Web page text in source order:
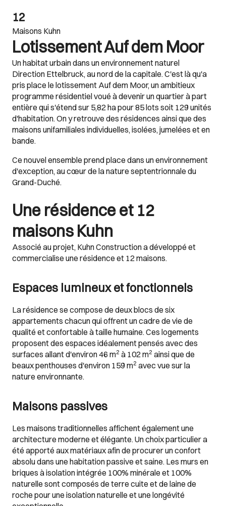
Lotissement Auf dem Moor
Un habitat urbain dans un environnement naturel
Direction Ettelbruck, au nord de la capitale. C'est là qu'a
pris place le lotissement Auf dem Moor, un ambitieux
programme résidentiel voué à devenir un quartier à part
entière qui s'étend sur 5,82 ha pour 85 lots soit 129 unités
d'habitation. On y retrouve des résidences ainsi que des
maisons unifamiliales individuelles, isolées, jumelées et en
bande.
Ce nouvel ensemble prend place dans un environnement
d'exception, au cœur de la nature septentrionnale du
Grand-Duché.
Une résidence et 12
maisons Kuhn
Associé au projet, Kuhn Construction a développé et
commercialise une résidence et 12 maisons.
Espaces lumineux et fonctionnels
La résidence se compose de deux blocs de six
appartements chacun qui offrent un cadre de vie de
qualité et confortable à taille humaine. Ces logements
proposent des espaces idéalement pensés avec des
surfaces allant d'environ 46 m2 à 102 m2 ainsi que de
beaux penthouses d'environ 159 m2 avec vue sur la
nature environnante.
Maisons passives
Les maisons traditionnelles affichent également une
architecture moderne et élégante. Un choix particulier a
été apporté aux matériaux afin de procurer un confort
absolu dans une habitation passive et saine. Les murs en
briques à isolation intégrée 100% minérale et 100%
naturelle sont composés de terre cuite et de laine de
roche pour une isolation naturelle et une longévité
12
Maisons Kuhn